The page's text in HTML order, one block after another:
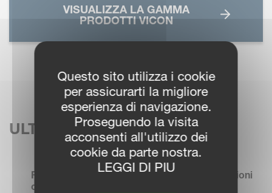
VISUALIZZA LA GAMMA
PRODOTTI VICON
ULTIME NOTIZIE
RO-M W PRO – per lo spandimento in condizioni
collinari
Questo sito utilizza i cookie
per assicurarti la migliore
esperienza di navigazione.
Proseguendo la visita
acconsenti all'utilizzo dei
cookie da parte nostra.
LEGGI DI PIU